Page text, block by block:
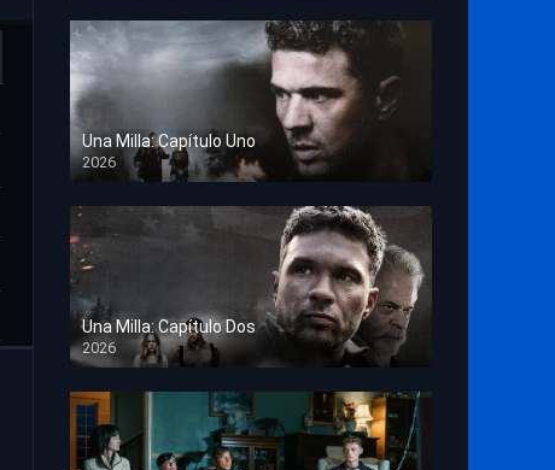
Una Milla: Capítulo Uno
2026
HD 1080p
Una Milla: Capítulo Dos
2026
HD 1080p